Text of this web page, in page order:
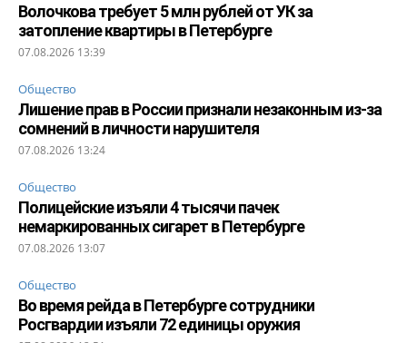
Волочкова требует 5 млн рублей от УК за
затопление квартиры в Петербурге
07.08.2026 13:39
Общество
Лишение прав в России признали незаконным из-за
сомнений в личности нарушителя
07.08.2026 13:24
Общество
Полицейские изъяли 4 тысячи пачек
немаркированных сигарет в Петербурге
07.08.2026 13:07
Общество
Во время рейда в Петербурге сотрудники
Росгвардии изъяли 72 единицы оружия